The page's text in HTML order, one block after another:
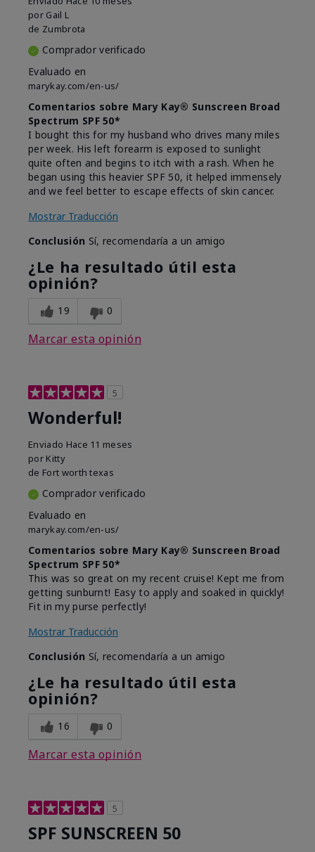
por Gail L
de Zumbrota
Comprador verificado
Evaluado en
marykay.com/en-us/
Comentarios sobre Mary Kay® Sunscreen Broad
Spectrum SPF 50*
I bought this for my husband who drives many miles
per week. His left forearm is exposed to sunlight
quite often and begins to itch with a rash. When he
began using this heavier SPF 50, it helped immensely
and we feel better to escape effects of skin cancer.
Mostrar Traducción
Conclusión Sí, recomendaría a un amigo
¿Le ha resultado útil esta
opinión?
19 0
Marcar esta opinión
5
Wonderful!
Enviado Hace 11 meses
por Kitty
de Fort worth texas
Comprador verificado
Evaluado en
marykay.com/en-us/
Comentarios sobre Mary Kay® Sunscreen Broad
Spectrum SPF 50*
This was so great on my recent cruise! Kept me from
getting sunburnt! Easy to apply and soaked in quickly!
Fit in my purse perfectly!
Mostrar Traducción
Conclusión Sí, recomendaría a un amigo
¿Le ha resultado útil esta
opinión?
16 0
Marcar esta opinión
5
SPF SUNSCREEN 50